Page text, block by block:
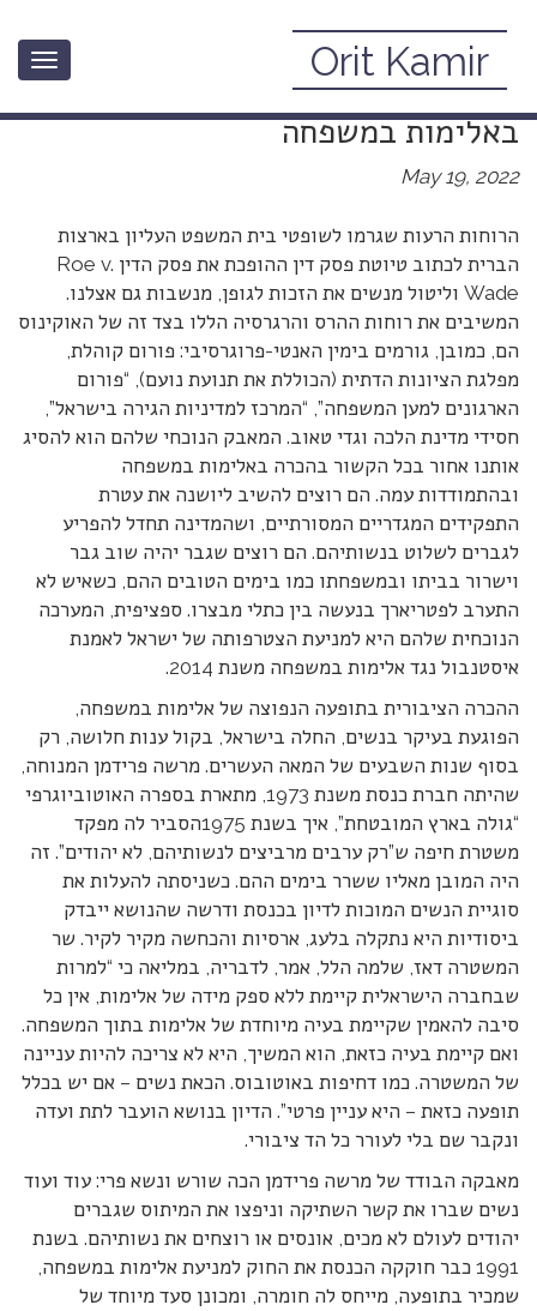
Toggle
Orit Kamir
הכוחות הרגרסיביים נגד המאבק
באלימות במשפחה
May 19, 2022
הרוחות הרעות שגרמו לשופטי בית המשפט העליון בארצות
הברית לכתוב טיוטת פסק דין ההופכת את פסק הדין Roe v.
Wade וליטול מנשים את הזכות לגופן, מנשבות גם אצלנו.
המשיבים את רוחות ההרס והרגרסיה הללו בצד זה של האוקינוס
הם, כמובן, גורמים בימין האנטי-פרוגרסיבי: פורום קוהלת,
מפלגת הציונות הדתית (הכוללת את תנועת נועם), “פורום
הארגונים למען המשפחה”, “המרכז למדיניות הגירה בישראל”,
חסידי מדינת הלכה וגדי טאוב. המאבק הנוכחי שלהם הוא להסיג
אותנו אחור בכל הקשור בהכרה באלימות במשפחה
ובהתמודדות עמה. הם רוצים להשיב ליושנה את עטרת
התפקידים המגדריים המסורתיים, ושהמדינה תחדל להפריע
לגברים לשלוט בנשותיהם. הם רוצים שגבר יהיה שוב גבר
וישרור בביתו ובמשפחתו כמו בימים הטובים ההם, כשאיש לא
התערב לפטריארך בנעשה בין כתלי מבצרו. ספציפית, המערכה
הנוכחית שלהם היא למניעת הצטרפותה של ישראל לאמנת
איסטנבול נגד אלימות במשפחה משנת 2014.
ההכרה הציבורית בתופעה הנפוצה של אלימות במשפחה,
הפוגעת בעיקר בנשים, החלה בישראל, בקול ענות חלושה, רק
בסוף שנות השבעים של המאה העשרים. מרשה פרידמן המנוחה,
שהיתה חברת כנסת משנת 1973, מתארת בספרה האוטוביוגרפי
“גולה בארץ המובטחת”, איך בשנת 1975הסביר לה מפקד
משטרת חיפה ש”רק ערבים מרביצים לנשותיהם, לא יהודים”. זה
היה המובן מאליו ששרר בימים ההם. כשניסתה להעלות את
סוגיית הנשים המוכות לדיון בכנסת ודרשה שהנושא ייבדק
ביסודיות היא נתקלה בלעג, ארסיות והכחשה מקיר לקיר. שר
המשטרה דאז, שלמה הלל, אמר, לדבריה, במליאה כי “למרות
שבחברה הישראלית קיימת ללא ספק מידה של אלימות, אין כל
סיבה להאמין שקיימת בעיה מיוחדת של אלימות בתוך המשפחה.
ואם קיימת בעיה כזאת, הוא המשיך, היא לא צריכה להיות עניינה
של המשטרה. כמו דחיפות באוטובוס. הכאת נשים – אם יש בכלל
תופעה כזאת – היא עניין פרטי”. הדיון בנושא הועבר לתת ועדה
ונקבר שם בלי לעורר כל הד ציבורי.
מאבקה הבודד של מרשה פרידמן הכה שורש ונשא פרי: עוד ועוד
נשים שברו את קשר השתיקה וניפצו את המיתוס שגברים
יהודים לעולם לא מכים, אונסים או רוצחים את נשותיהם. בשנת
1991 כבר חוקקה הכנסת את החוק למניעת אלימות במשפחה,
שמכיר בתופעה, מייחס לה חומרה, ומכונן סעד מיוחד של